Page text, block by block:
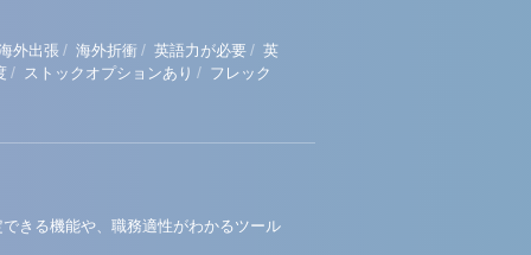
外出張 / 海外折衝 / 英語力が必要 / 英
/ ストックオプションあり / フレック
きる機能や、職務適性がわかるツール